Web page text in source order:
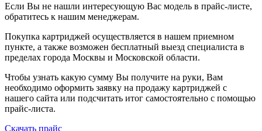
Если Вы не нашли интересующую Вас модель в прайс-листе,
обратитесь к нашим менеджерам.
Покупка картриджей осуществляется в нашем приемном
пункте, а также возможен бесплатный выезд специалиста в
пределах города Москвы и Московской области.
Чтобы узнать какую сумму Вы получите на руки, Вам
необходимо оформить заявку на продажу картриджей с
нашего сайта или подсчитать итог самостоятельно с помощью
прайс-листа.
Скачать прайс